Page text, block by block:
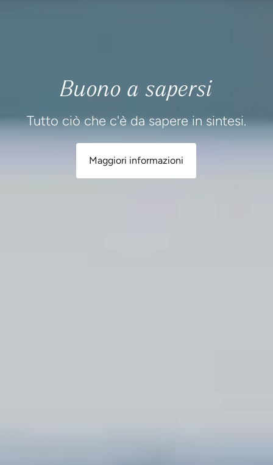
Buono a sapersi
Tutto ciò che c'è da sapere in sintesi.
Maggiori informazioni